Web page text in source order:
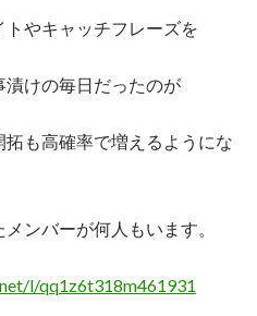
やキャッチフレーズを
けの毎日だったのが
も高確率で増えるようにな
バーが何人もいます。
l/qq1z6t318m461931